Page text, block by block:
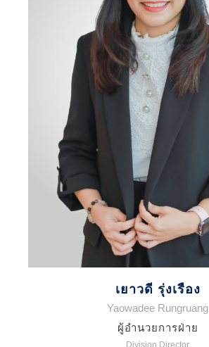
เยาวดี รุ่งเรือง
Yaowadee Rungruang
ผู้อำนวยการฝ่าย
Division Director